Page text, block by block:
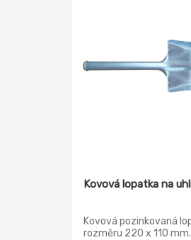
Kovová lopatka na
Kovová pozinkovaná
rozměru 220 x 110 mm.